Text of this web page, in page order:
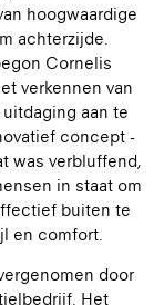
hoogwaardige
achterzijde.
Cornelis
verkennen van
aan te
concept -
was verbluffend,
in staat om
buiten te
en comfort.
door
Het